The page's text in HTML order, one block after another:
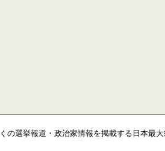
の選挙報道・政治家情報を掲載する日本最